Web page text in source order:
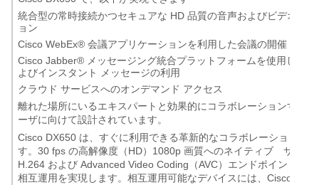
統合型の常時接続かつセキュアな HD 品質の音声およびビデオ コ
ョン
Cisco WebEx® 会議アプリケーションを利用した会議の開催
Cisco Jabber® メッセージング統合プラットフォームを使用した
よびインスタント メッセージの利用
クラウド サービスへのオンデマンド アクセス
離れた場所にいるエキスパートと効果的にコラボレーションする
ーザに向けて設計されています。
Cisco DX650 は、すぐに利用できる革新的なコラボレーション機
す。30 fps の高解像度（HD）1080p 画質へのネイティブ サポー
H.264 および Advanced Video Coding（AVC）エンドポイントと
相互運用を実現します。相互運用可能なデバイスには、Cisco